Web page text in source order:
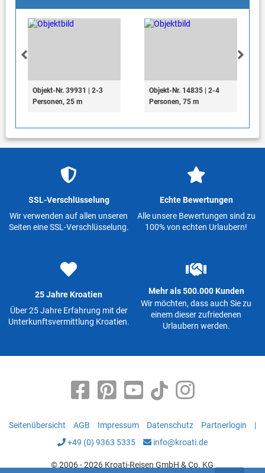
Objekt-Nr. 39931 | 2-3
Personen, 25 m
Objekt-Nr. 14835 | 2-4
Personen, 75 m
SSL-Verschlüsselung
Wir verwenden auf allen unseren
Seiten eine SSL-Verschlüsselung.
Echte Bewertungen
Alle unsere Bewertungen sind zu
100% von echten Urlaubern!
25 Jahre Kroatien
Über 25 Jahre Erfahrung mit der
Unterkunftsvermittlung Kroatien.
Mehr als 500.000 Kunden
Wir möchten, dass auch Sie zu
einem dieser zufriedenen
Urlaubern werden.
Seitenübersicht AGB Impressum Datenschutz Partnerlogin
|
+49 (0) 9363 5335
info@kroati.de
© 2006 - 2026 Kroati-Reisen GmbH & Co. KG